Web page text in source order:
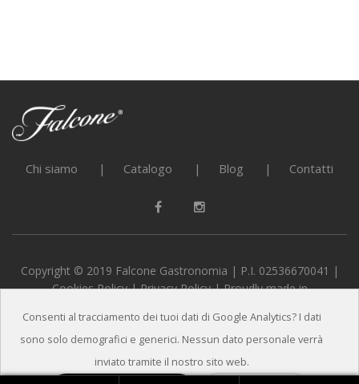
Chi siamo Catalogo Blog Contatti
Copyright © 2019 Falcone Gastronomia | P.I. 02536670041 |
Cookies Policy|Privacy Policy| Proudly made in
Consenti al tracciamento dei tuoi dati di Google Analytics? I dati
sono solo demografici e generici. Nessun dato personale verrà
inviato tramite il nostro sito web.